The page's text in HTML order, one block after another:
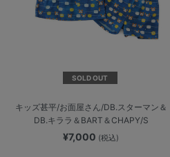
SOLD OUT
キッズ甚平/お面屋さん/DB.スターマン＆
DB.キララ＆BART＆CHAPY/S
¥7,000 (税込)